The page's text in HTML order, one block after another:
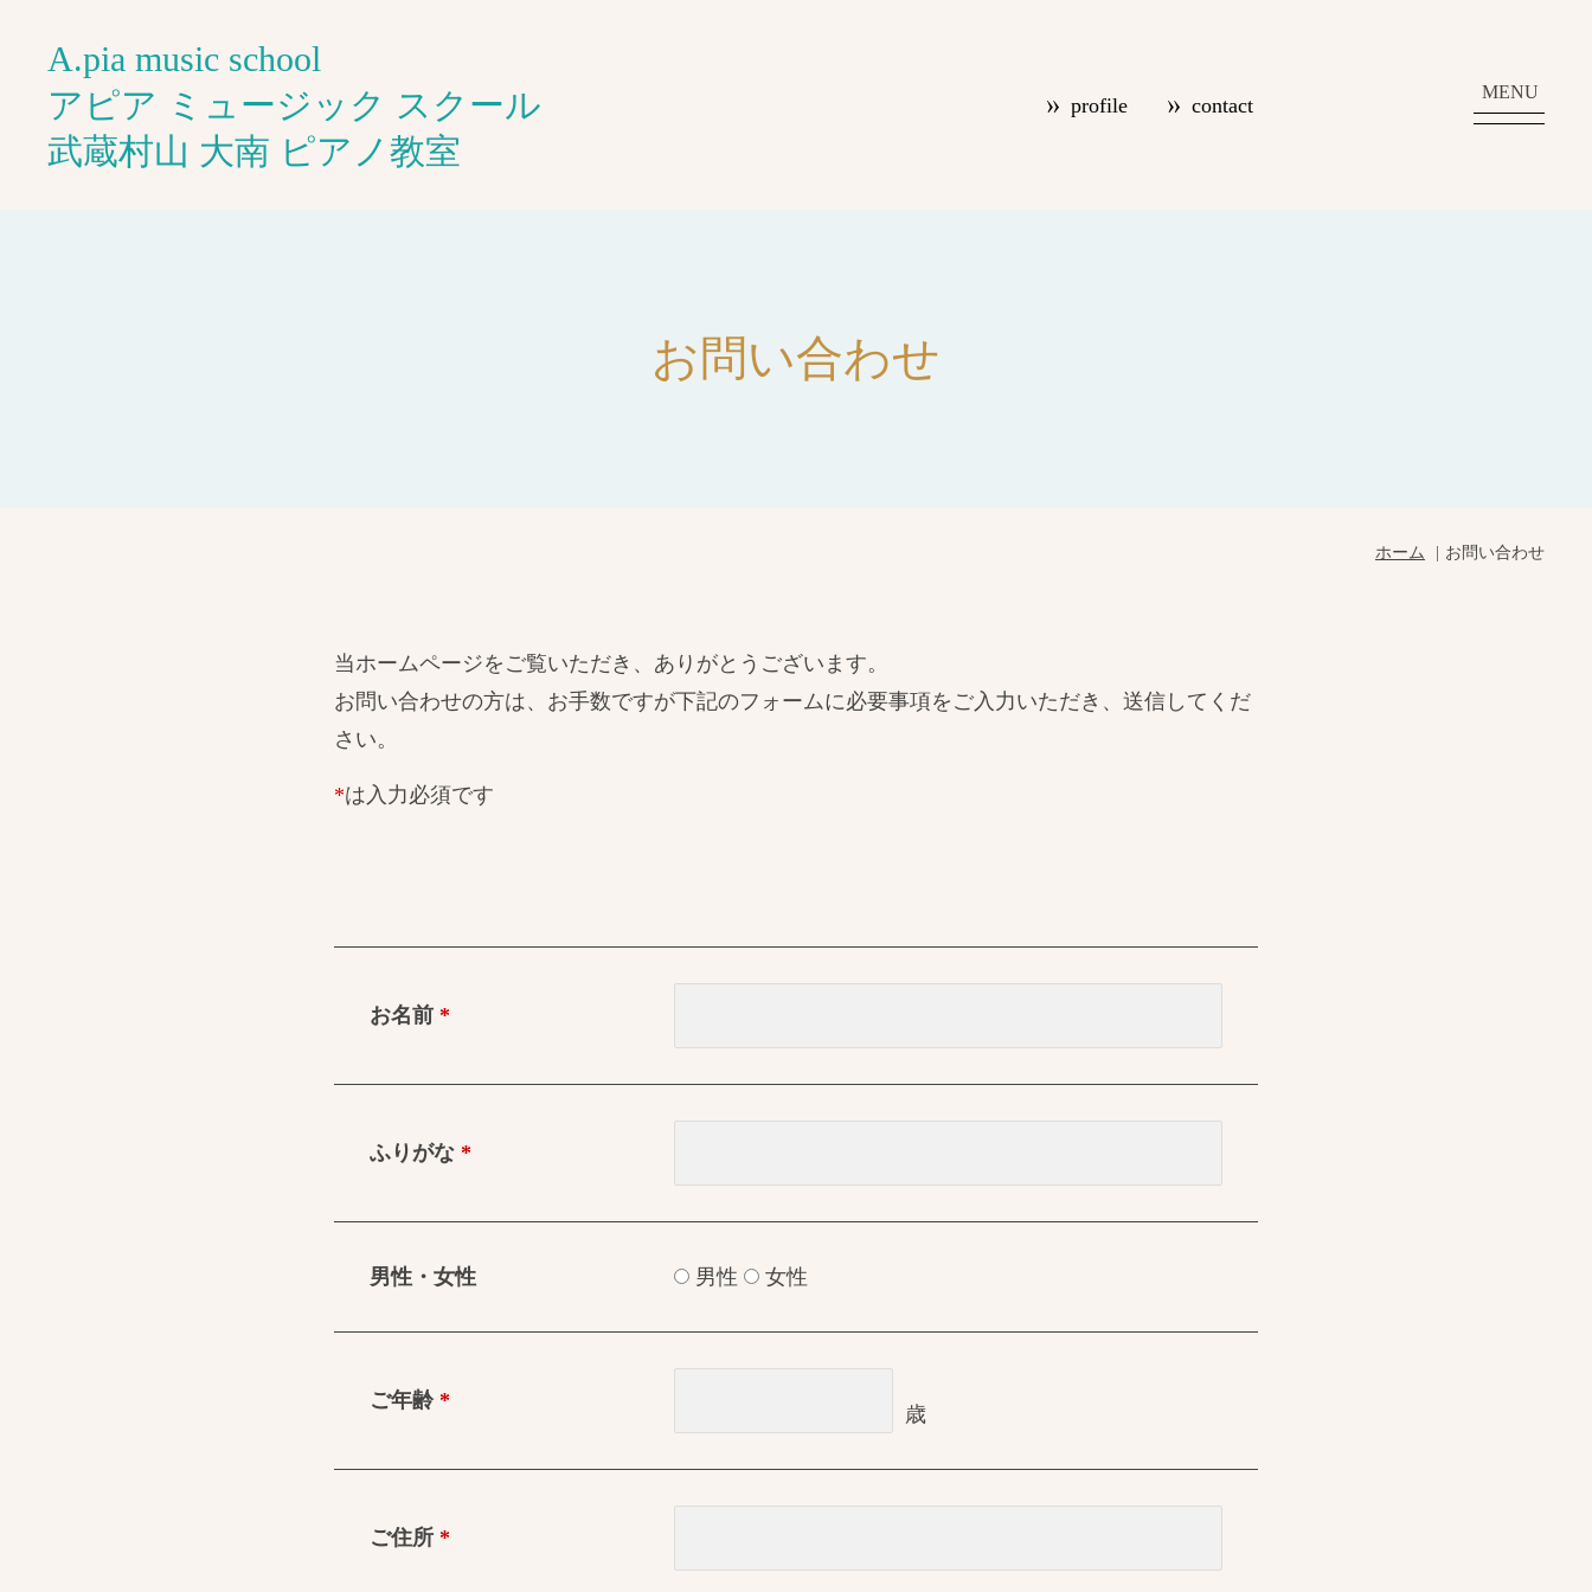
A.pia music school
アピア ミュージック スクール
武蔵村山 大南 ピアノ教室
profile contact
MENU
お問い合わせ
ホーム お問い合わせ
当ホームページをご覧いただき、ありがとうございます。
お問い合わせの方は、お手数ですが下記のフォームに必要事項をご入力いただき、送信してくだ
さい。
*は入力必須です
お名前 *
ふりがな *
男性・女性 男性 女性
ご年齢 *
歳
ご住所 *